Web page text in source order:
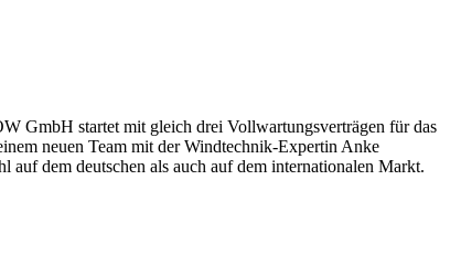
GmbH startet mit gleich drei Vollwartungsverträgen für das
neuen Team mit der Windtechnik-Expertin Anke
dem deutschen als auch auf dem internationalen Markt.